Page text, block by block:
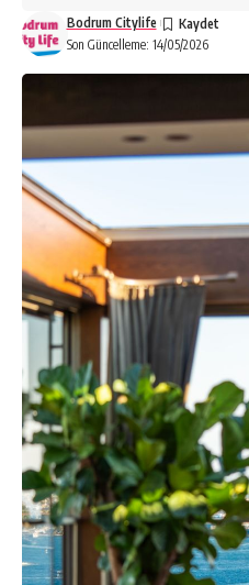
Son Güncelleme: 14/05/2026
Bodrum Citylife